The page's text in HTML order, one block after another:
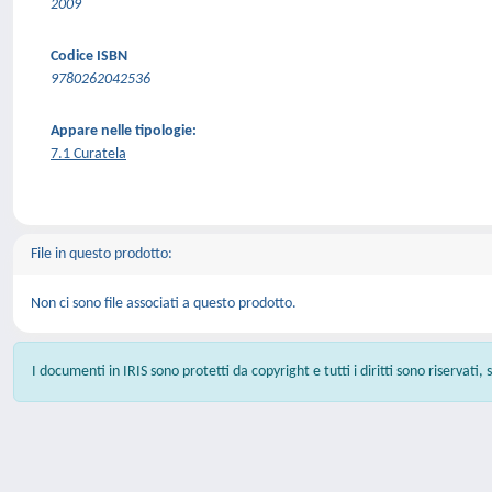
2009
Codice ISBN
9780262042536
Appare nelle tipologie:
7.1 Curatela
File in questo prodotto:
Non ci sono file associati a questo prodotto.
I documenti in IRIS sono protetti da copyright e tutti i diritti sono riservati,